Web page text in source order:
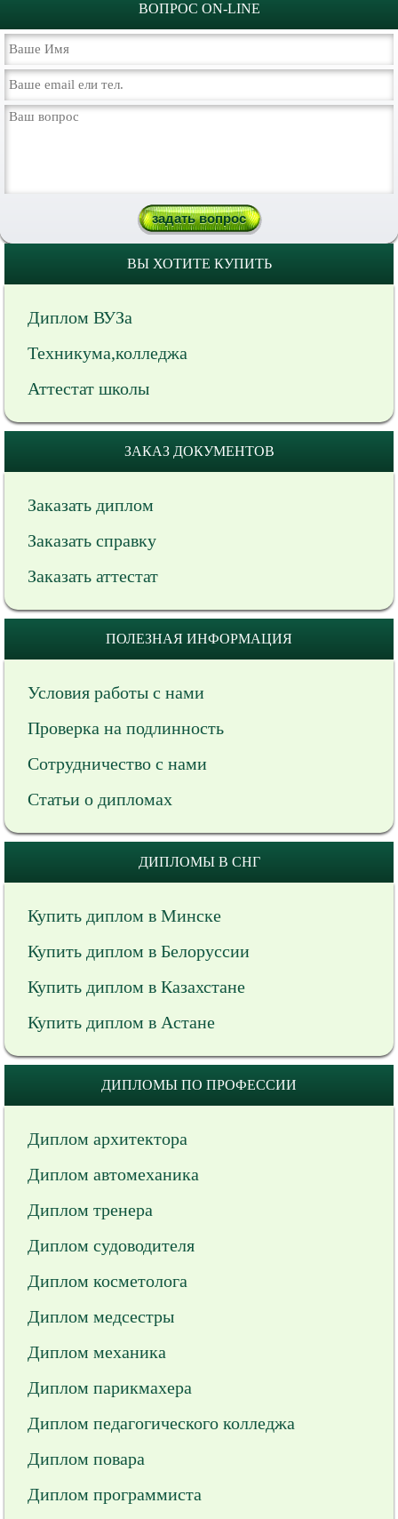
ВОПРОС ON-LINE
ВЫ ХОТИТЕ КУПИТЬ
Диплом ВУЗа
Техникума,колледжа
Аттестат школы
ЗАКАЗ ДОКУМЕНТОВ
Заказать диплом
Заказать справку
Заказать аттестат
ПОЛЕЗНАЯ ИНФОРМАЦИЯ
Условия работы с нами
Проверка на подлинность
Сотрудничество с нами
Статьи о дипломах
ДИПЛОМЫ В СНГ
Купить диплом в Минске
Купить диплом в Белоруссии
Купить диплом в Казахстане
Купить диплом в Астане
ДИПЛОМЫ ПО ПРОФЕССИИ
Диплом архитектора
Диплом автомеханика
Диплом тренера
Диплом судоводителя
Диплом косметолога
Диплом медсестры
Диплом механика
Диплом парикмахера
Диплом педагогического колледжа
Диплом повара
Диплом программиста